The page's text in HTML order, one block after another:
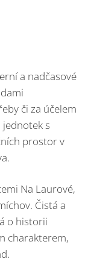
a nadčasové
či za účelem
s
prostor v
Na Laurové,
Čistá a
o historii
charakterem,